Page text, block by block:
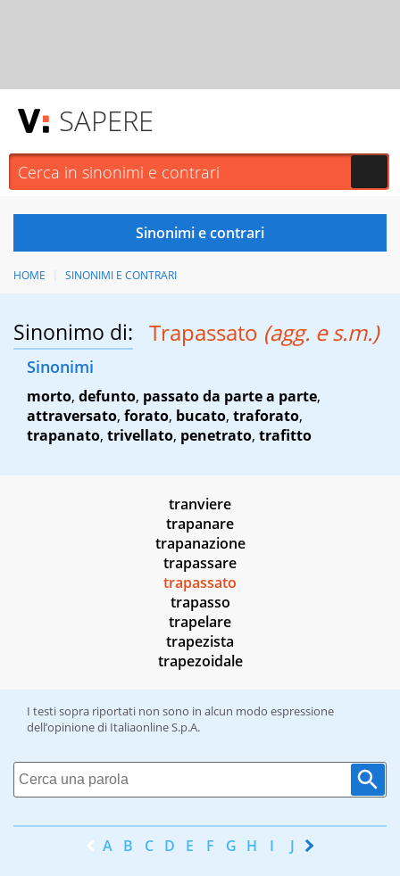
SAPERE
HOME SINONIMI E CONTRARI
Sinonimo di: Trapassato (agg. e s.m.)
Sinonimi
morto, defunto, passato da parte a parte,
attraversato, forato, bucato, traforato,
trapanato, trivellato, penetrato, trafitto
tranviere
trapanare
trapanazione
trapassare
trapassato
trapasso
trapelare
trapezista
trapezoidale
I testi sopra riportati non sono in alcun modo espressione
dell’opinione di Italiaonline S.p.A.
A B C D E F G H I J K